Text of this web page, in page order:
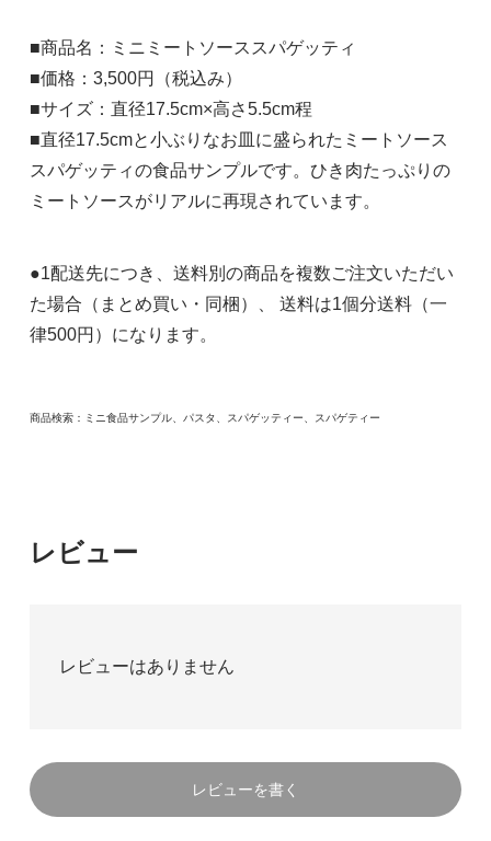
■商品名：ミニミートソーススパゲッティ
■価格：3,500円（税込み）
■サイズ：直径17.5cm×高さ5.5cm程
■直径17.5cmと小ぶりなお皿に盛られたミートソース
スパゲッティの食品サンプルです。ひき肉たっぷりの
ミートソースがリアルに再現されています。
●1配送先につき、送料別の商品を複数ご注文いただい
た場合（まとめ買い・同梱）、 送料は1個分送料（一
律500円）になります。
商品検索：ミニ食品サンプル、パスタ、スパゲッティー、スパゲティー
レビュー
レビューはありません
レビューを書く